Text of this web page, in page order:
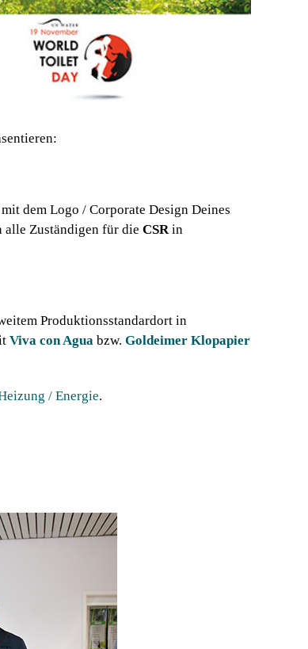
dem Logo / Corporate Design Deines
alle Zuständigen für die CSR in
Produktionsstandardort in
Viva con Agua bzw. Goldeimer Klopapier
/ Energie.